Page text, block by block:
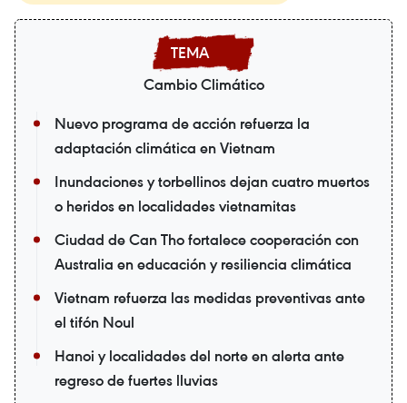
Cambio Climático
Nuevo programa de acción refuerza la
adaptación climática en Vietnam
Inundaciones y torbellinos dejan cuatro muertos
o heridos en localidades vietnamitas
Ciudad de Can Tho fortalece cooperación con
Australia en educación y resiliencia climática
Vietnam refuerza las medidas preventivas ante
el tifón Noul
Hanoi y localidades del norte en alerta ante
regreso de fuertes lluvias